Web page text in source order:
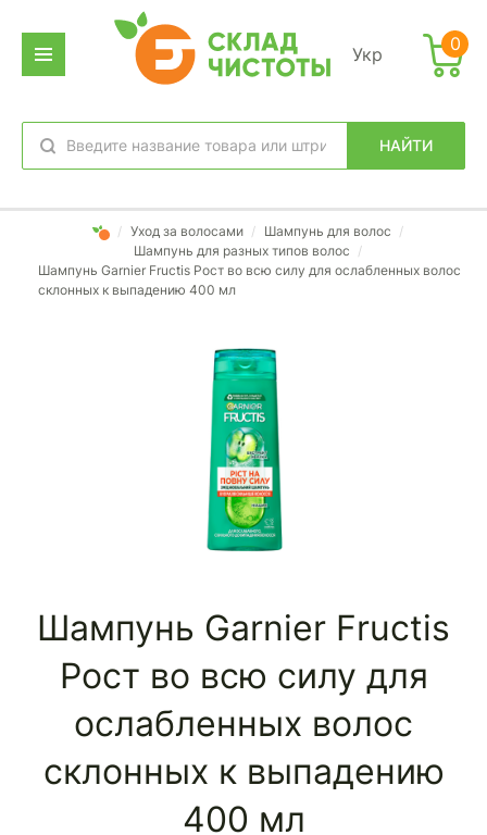
Укр
НАЙТИ
избранное вход
0
/ Уход за волосами / Шампунь для волос /
Шампунь для разных типов волос /
Шампунь Garnier Fructis Рост во всю силу для ослабленных волос
склонных к выпадению 400 мл
Шампунь Garnier Fructis
Рост во всю силу для
ослабленных волос
склонных к выпадению
400 мл